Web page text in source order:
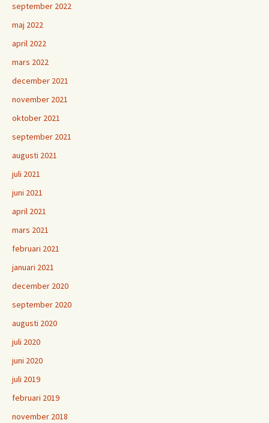
september 2022
maj 2022
april 2022
mars 2022
december 2021
november 2021
oktober 2021
september 2021
augusti 2021
juli 2021
juni 2021
april 2021
mars 2021
februari 2021
januari 2021
december 2020
september 2020
augusti 2020
juli 2020
juni 2020
juli 2019
februari 2019
november 2018